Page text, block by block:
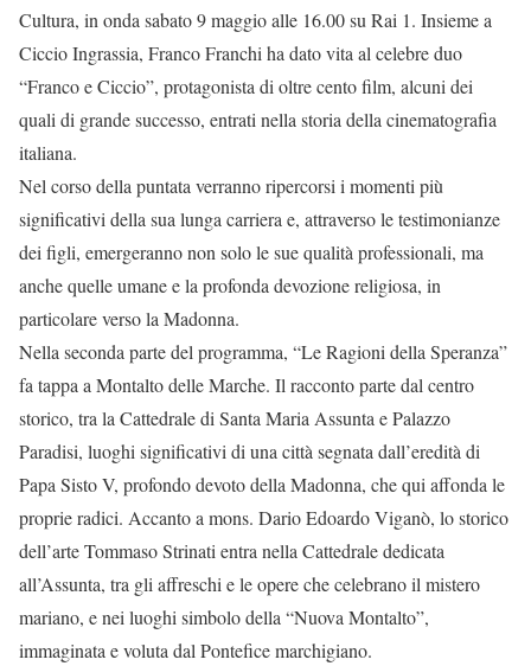
Cultura, in onda sabato 9 maggio alle 16.00 su Rai 1. Insieme a
Ciccio Ingrassia, Franco Franchi ha dato vita al celebre duo
“Franco e Ciccio”, protagonista di oltre cento film, alcuni dei
quali di grande successo, entrati nella storia della cinematografia
italiana.
Nel corso della puntata verranno ripercorsi i momenti più
significativi della sua lunga carriera e, attraverso le testimonianze
dei figli, emergeranno non solo le sue qualità professionali, ma
anche quelle umane e la profonda devozione religiosa, in
particolare verso la Madonna.
Nella seconda parte del programma, “Le Ragioni della Speranza”
fa tappa a Montalto delle Marche. Il racconto parte dal centro
storico, tra la Cattedrale di Santa Maria Assunta e Palazzo
Paradisi, luoghi significativi di una città segnata dall’eredità di
Papa Sisto V, profondo devoto della Madonna, che qui affonda le
proprie radici. Accanto a mons. Dario Edoardo Viganò, lo storico
dell’arte Tommaso Strinati entra nella Cattedrale dedicata
all’Assunta, tra gli affreschi e le opere che celebrano il mistero
mariano, e nei luoghi simbolo della “Nuova Montalto”,
immaginata e voluta dal Pontefice marchigiano.